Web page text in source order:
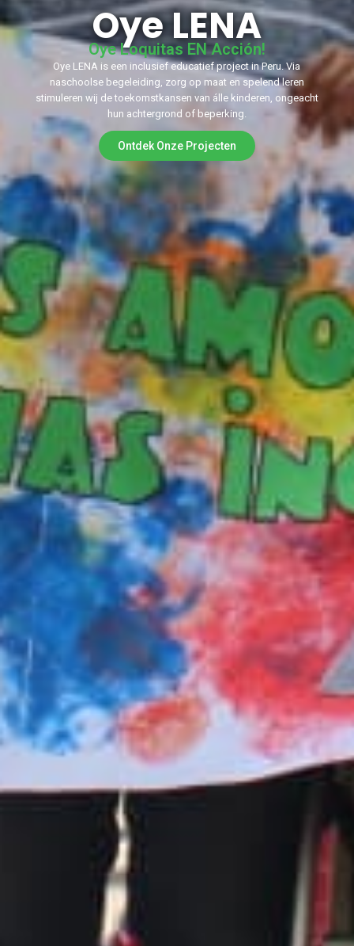
Oye LENA
Oye Loquitas EN Acción!
Oye LENA is een inclusief educatief project in Peru. Via
naschoolse begeleiding, zorg op maat en spelend leren
stimuleren wij de toekomstkansen van álle kinderen, ongeacht
hun achtergrond of beperking.
Ontdek Onze Projecten